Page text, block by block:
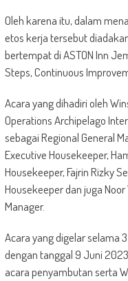
Oleh karena itu, dalam
etos kerja tersebut
bertempat di ASTON Inn
Steps, Continuous
Acara yang dihadiri oleh
Operations Archipelago
sebagai Regional General
Executive Housekeeper,
Housekeeper, Fajrin Rizky
Housekeeper dan juga
Manager.
Acara yang digelar selama
dengan tanggal 9 Juni
acara penyambutan serta